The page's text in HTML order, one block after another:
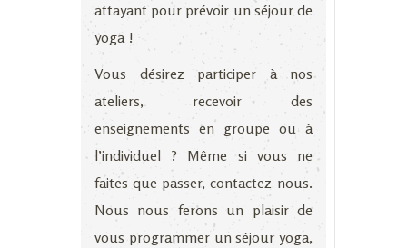
attayant pour prévoir un séjour de
yoga !
Vous désirez participer à nos
ateliers, recevoir des
enseignements en groupe ou à
l’individuel ? Même si vous ne
faites que passer, contactez-nous.
Nous nous ferons un plaisir de
vous programmer un séjour yoga,